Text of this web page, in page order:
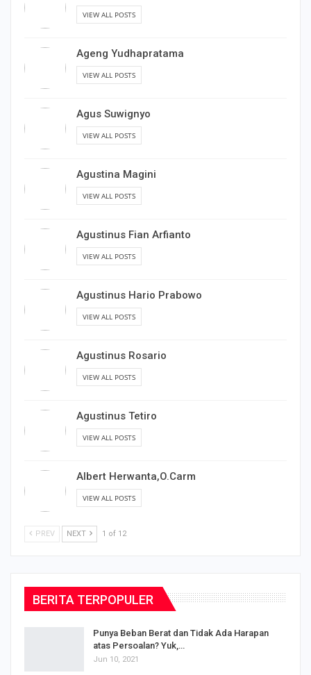
VIEW ALL POSTS
Ageng Yudhapratama
VIEW ALL POSTS
Agus Suwignyo
VIEW ALL POSTS
Agustina Magini
VIEW ALL POSTS
Agustinus Fian Arfianto
VIEW ALL POSTS
Agustinus Hario Prabowo
VIEW ALL POSTS
Agustinus Rosario
VIEW ALL POSTS
Agustinus Tetiro
VIEW ALL POSTS
Albert Herwanta,O.Carm
VIEW ALL POSTS
PREV NEXT 1 of 12
BERITA TERPOPULER
Punya Beban Berat dan Tidak Ada Harapan
atas Persoalan? Yuk,…
Jun 10, 2021